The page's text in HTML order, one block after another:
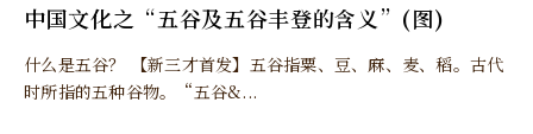
中国文化之“五谷及五谷丰登的含义”(图)
什么是五谷？ 【新三才首发】五谷指粟、豆、麻、麦、稻。古代
时所指的五种谷物。“五谷&...